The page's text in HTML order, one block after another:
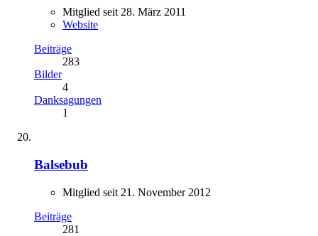
Mitglied seit 28. März 2011
Website
Beiträge
283
Bilder
4
Danksagungen
1
Balsebub
Mitglied seit 21. November 2012
Beiträge
281